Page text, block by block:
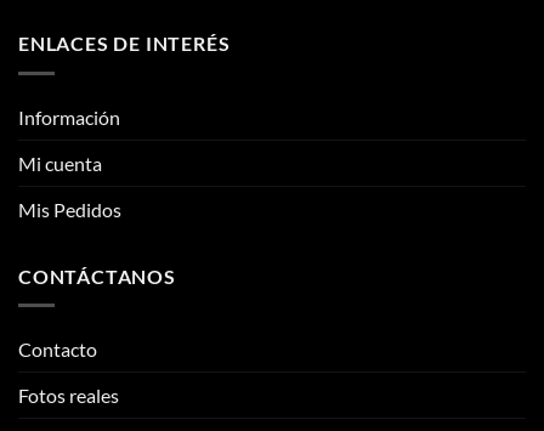
Mis Pedidos
Contacto
Clientes